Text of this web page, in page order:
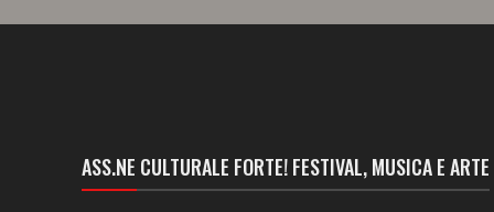
ASS.NE CULTURALE FORTE! FESTIVAL, MUSICA E ARTE